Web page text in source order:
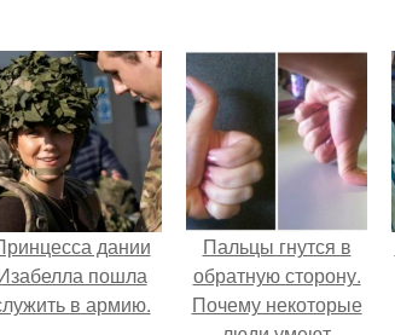
дании
пошла
в армию.
Пальцы гнутся в
обратную сторону.
Почему некоторые